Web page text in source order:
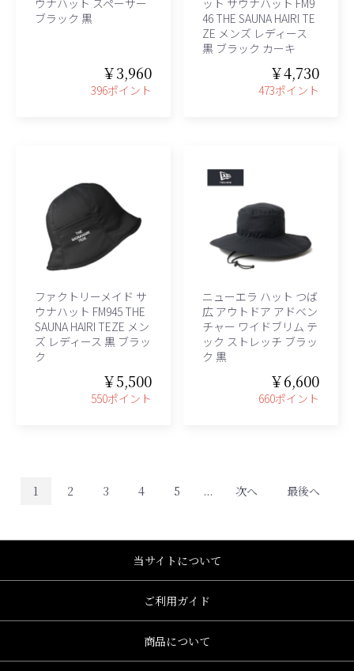
ブラック 黒
￥3,960
396ポイント
46 THE SAUNA HAIRI TE
ZE メンズ レディース
黒 ブラック カーキ
￥4,730
473ポイント
ファクトリーメイド サ
ウナハット FM945 THE
SAUNA HAIRI TEZE メン
ズ レディース 黒 ブラッ
ク
￥5,500
550ポイント
ニューエラ ハット つば
広 アウトドア アドベン
チャー ワイドブリム テ
ック ストレッチ ブラッ
ク 黒
￥6,600
660ポイント
1 2 3 4 5 ... 次へ 最後へ
当サイトについて
ご利用ガイド
商品について